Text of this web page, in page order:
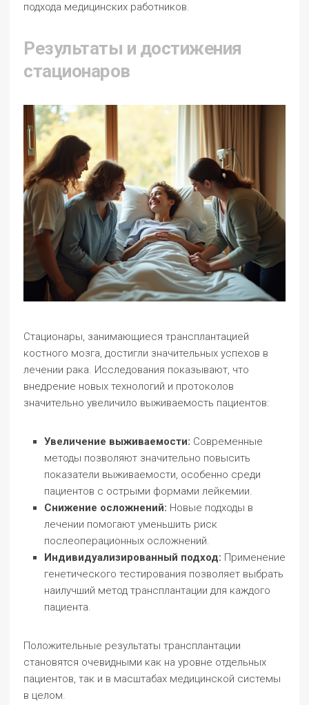
подхода медицинских работников.
Результаты и достижения
стационаров
Стационары, занимающиеся трансплантацией
костного мозга, достигли значительных успехов в
лечении рака. Исследования показывают, что
внедрение новых технологий и протоколов
значительно увеличило выживаемость пациентов:
Увеличение выживаемости: Современные
методы позволяют значительно повысить
показатели выживаемости, особенно среди
пациентов с острыми формами лейкемии.
Снижение осложнений: Новые подходы в
лечении помогают уменьшить риск
послеоперационных осложнений.
Индивидуализированный подход: Применение
генетического тестирования позволяет выбрать
наилучший метод трансплантации для каждого
пациента.
Положительные результаты трансплантации
становятся очевидными как на уровне отдельных
пациентов, так и в масштабах медицинской системы
в целом.